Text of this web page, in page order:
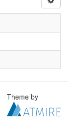
Theme by